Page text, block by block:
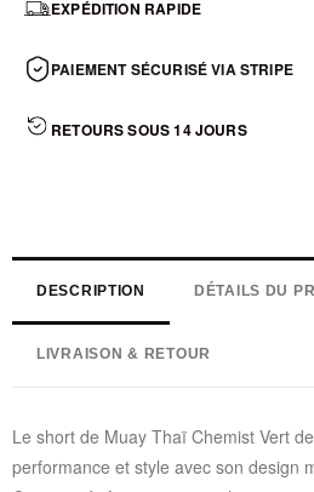
EXPÉDITION RAPIDE
PAIEMENT SÉCURISÉ VIA STRIPE
RETOURS SOUS 14 JOURS
DESCRIPTION DÉTAILS DU
LIVRAISON & RETOUR
Le short de Muay Thaï Chemist Vert
performance et style avec son design